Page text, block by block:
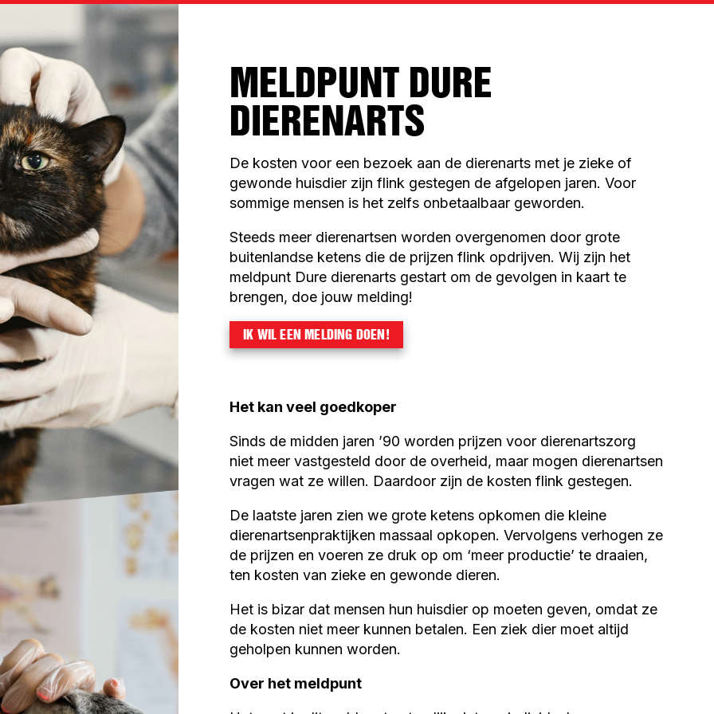
MELDPUNT DURE
DIERENARTS
De kosten voor een bezoek aan de dierenarts met je zieke of
gewonde huisdier zijn flink gestegen de afgelopen jaren. Voor
sommige mensen is het zelfs onbetaalbaar geworden.
Steeds meer dierenartsen worden overgenomen door grote
buitenlandse ketens die de prijzen flink opdrijven. Wij zijn het
meldpunt Dure dierenarts gestart om de gevolgen in kaart te
brengen, doe jouw melding!
IK WIL EEN MELDING DOEN!
Het kan veel goedkoper
Sinds de midden jaren ’90 worden prijzen voor dierenartszorg
niet meer vastgesteld door de overheid, maar mogen dierenartsen
vragen wat ze willen. Daardoor zijn de kosten flink gestegen.
De laatste jaren zien we grote ketens opkomen die kleine
dierenartsenpraktijken massaal opkopen. Vervolgens verhogen ze
de prijzen en voeren ze druk op om ‘meer productie’ te draaien,
ten kosten van zieke en gewonde dieren.
Het is bizar dat mensen hun huisdier op moeten geven, omdat ze
de kosten niet meer kunnen betalen. Een ziek dier moet altijd
geholpen kunnen worden.
Over het meldpunt